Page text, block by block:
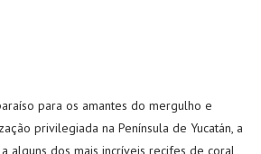
para os amantes do mergulho e
privilegiada na Península de Yucatán, a
alguns dos mais incríveis recifes de coral